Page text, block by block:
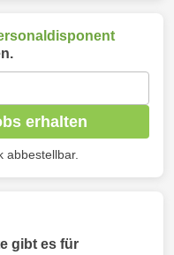
erhalten
abbestellbar.
gibt es für